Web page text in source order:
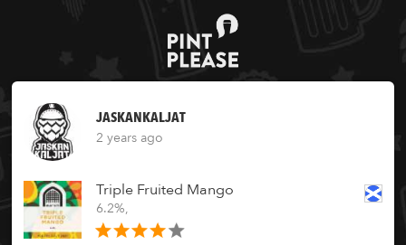
JASKANKALJAT
2 years ago
Triple Fruited Mango
6.2%,